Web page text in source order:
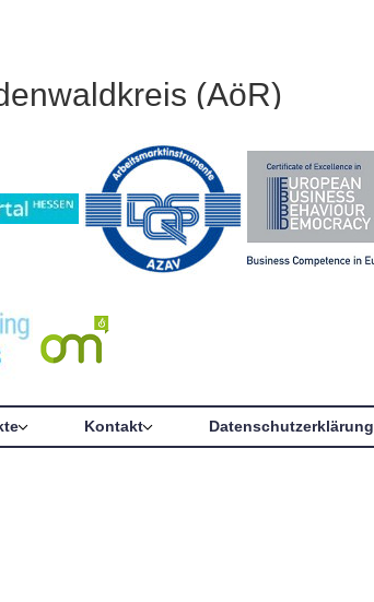
(AöR)
Kontakt Datenschutzerklärung